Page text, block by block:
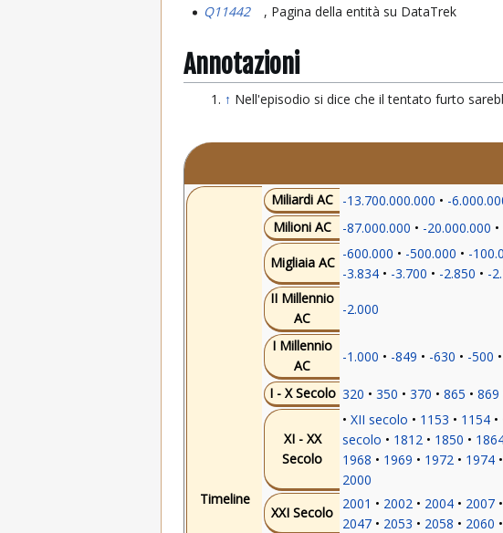
Q11442
, Pagina della entità su DataTrek
Annotazioni
↑ Nell'episodio si dice che il tentato furto
Timeline
Miliardi AC -13.700.000.000 -
Milioni AC
-87.000.000 -20.000.000
Migliaia AC
-600.000 -500.000 -
-3.834
-3.700 -2.850 -
II Millennio
AC
-2.000
I Millennio
AC
-1.000 -849 -630 -500
I - X Secolo 320 350 370 865 869
XI - XX
Secolo
XII secolo 1153 1154
secolo
1812 1850
1968
1969 1972 1974
2000
XXI Secolo
2001 2002 2004 2007
2047
2053 2058 2060